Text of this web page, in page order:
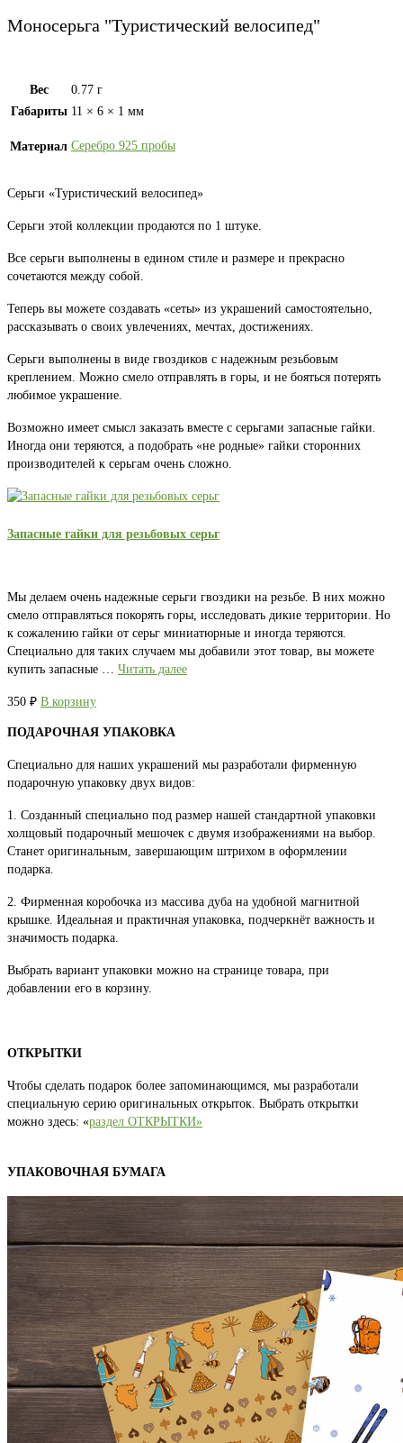
Моносерьга "Туристический велосипед"
Вес
0.77 г
Габариты 11 × 6 × 1 мм
Материал Серебро 925 пробы
Серьги «Туристический велосипед»
Серьги этой коллекции продаются по 1 штуке.
Все серьги выполнены в едином стиле и размере и прекрасно
сочетаются между собой.
Теперь вы можете создавать «сеты» из украшений самостоятельно,
рассказывать о своих увлечениях, мечтах, достижениях.
Серьги выполнены в виде гвоздиков с надежным резьбовым
креплением. Можно смело отправлять в горы, и не бояться потерять
любимое украшение.
Возможно имеет смысл заказать вместе с серьгами запасные гайки.
Иногда они теряются, а подобрать «не родные» гайки сторонних
производителей к серьгам очень сложно.
Запасные гайки для резьбовых серьг
Мы делаем очень надежные серьги гвоздики на резьбе. В них можно
смело отправляться покорять горы, исследовать дикие территории. Но
к сожалению гайки от серьг миниатюрные и иногда теряются.
Специально для таких случаем мы добавили этот товар, вы можете
купить запасные … Читать далее
350 ₽ В корзину
ПОДАРОЧНАЯ УПАКОВКА
Специально для наших украшений мы разработали фирменную
подарочную упаковку двух видов:
1. Созданный специально под размер нашей стандартной упаковки
холщовый подарочный мешочек с двумя изображениями на выбор.
Станет оригинальным, завершающим штрихом в оформлении
подарка.
2. Фирменная коробочка из массива дуба на удобной магнитной
крышке. Идеальная и практичная упаковка, подчеркнёт важность и
значимость подарка.
Выбрать вариант упаковки можно на странице товара, при
добавлении его в корзину.
ОТКРЫТКИ
Чтобы сделать подарок более запоминающимся, мы разработали
специальную серию оригинальных открыток. Выбрать открытки
можно здесь: «раздел ОТКРЫТКИ»
УПАКОВОЧНАЯ БУМАГА